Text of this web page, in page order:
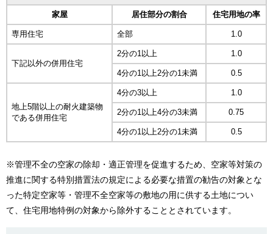
家屋 居住部分の割合 住宅用地の率
専用住宅 全部 1.0
下記以外の併用住宅
2分の1以上 1.0
4分の1以上2分の1未満 0.5
地上5階以上の耐火建築物
である併用住宅
4分の3以上 1.0
2分の1以上4分の3未満 0.75
4分の1以上2分の1未満 0.5
※管理不全の空家の除却・適正管理を促進するため、空家等対策の
推進に関する特別措置法の規定による必要な措置の勧告の対象とな
った特定空家等・管理不全空家等の敷地の用に供する土地につい
て、住宅用地特例の対象から除外することとされています。